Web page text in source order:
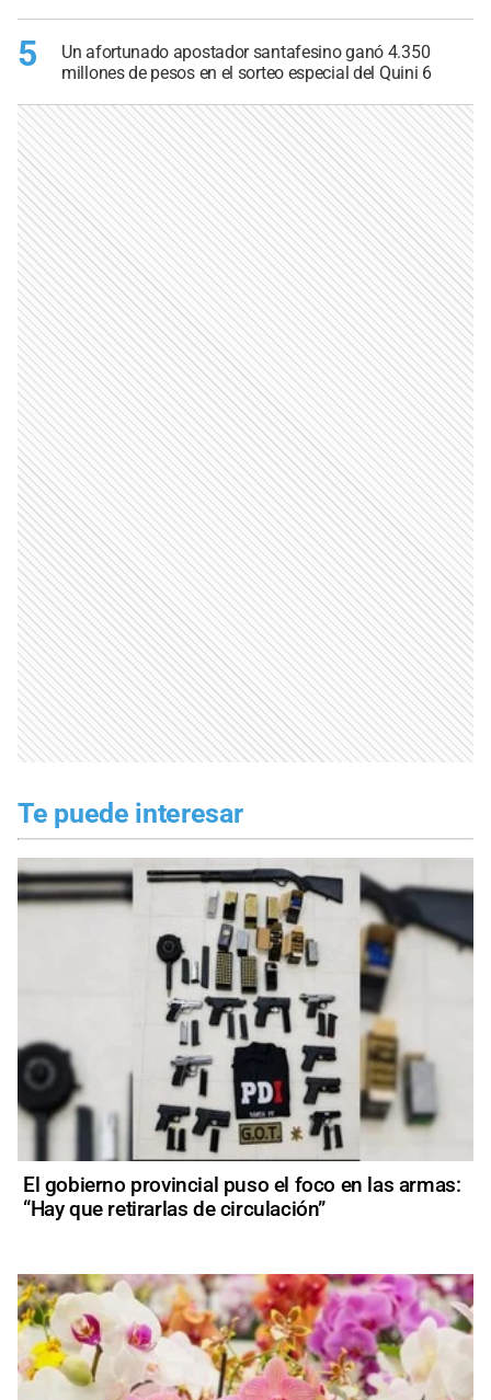
5
Un afortunado apostador santafesino ganó 4.350
millones de pesos en el sorteo especial del Quini 6
Te puede interesar
El gobierno provincial puso el foco en las armas:
“Hay que retirarlas de circulación”